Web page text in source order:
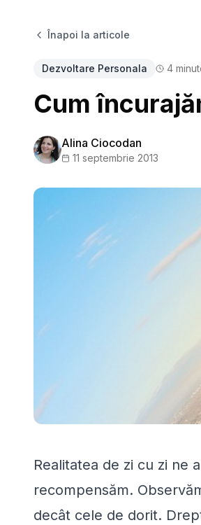
Înapoi la articole
Dezvoltare Personala 4
Cum
Alina Ciocodan
11 septembrie 2013
Realitatea de zi cu zi ne
recompensăm.
decât cele de dorit.